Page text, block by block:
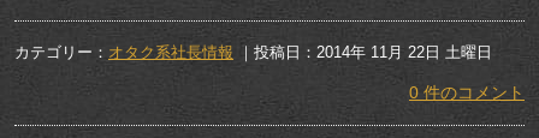
カテゴリー： オタク系社長情報 ｜投稿日：2014年 11月 22日 土曜日
0 件のコメント